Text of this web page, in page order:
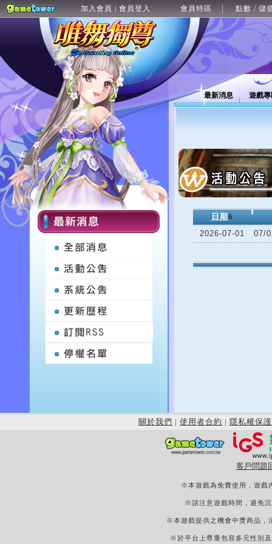
加入會員 | 會員登入 會員特區 點數 / 儲
最新消息 遊戲
日期 6
2026-07-01
07/
關於我們 | 使用者合約 | 隱私權保護
客戶問題
※本遊戲為免費使用，遊戲
※請注意遊戲時間，避免
※本遊戲提供之機會中獎商品，
※於平台上尊重包容多元性別